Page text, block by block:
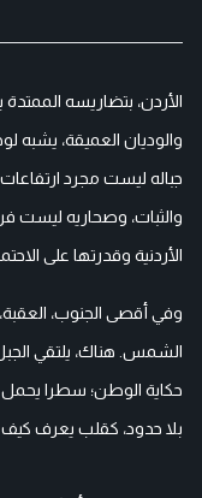
الأردن، بتضاريسه
والوديان العميقة، يشبه
جباله ليست مجرد
والثبات، وصحاريه ليست
الأردنية وقدرتها على
وفي أقصى الجنوب،
الشمس. هناك، يلتقي
حكاية الوطن؛ سطرا يحمل
بلا حدود، كقلب يعرف